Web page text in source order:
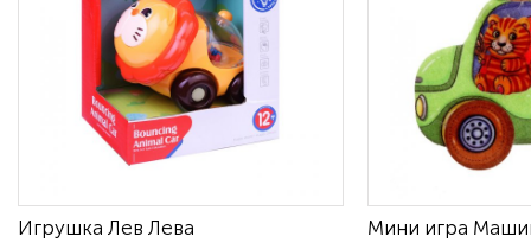
Игрушка Лев Лева Мини игра